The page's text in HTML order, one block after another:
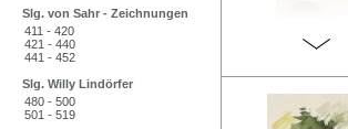
Slg. von Sahr - Zeichnungen
411 - 420
421 - 440
441 - 452
Slg. Willy Lindörfer
480 - 500
501 - 519